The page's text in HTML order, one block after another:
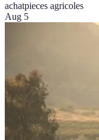
achatpieces agricoles
Aug 5